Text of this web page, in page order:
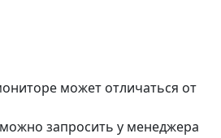
может отличаться от
запросить у менеджера